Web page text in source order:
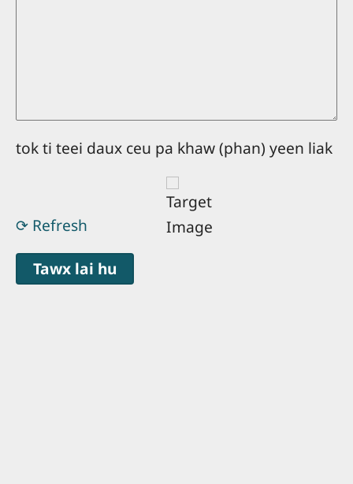
tok ti teei daux ceu pa khaw (phan) yeen liak
⟳ Refresh